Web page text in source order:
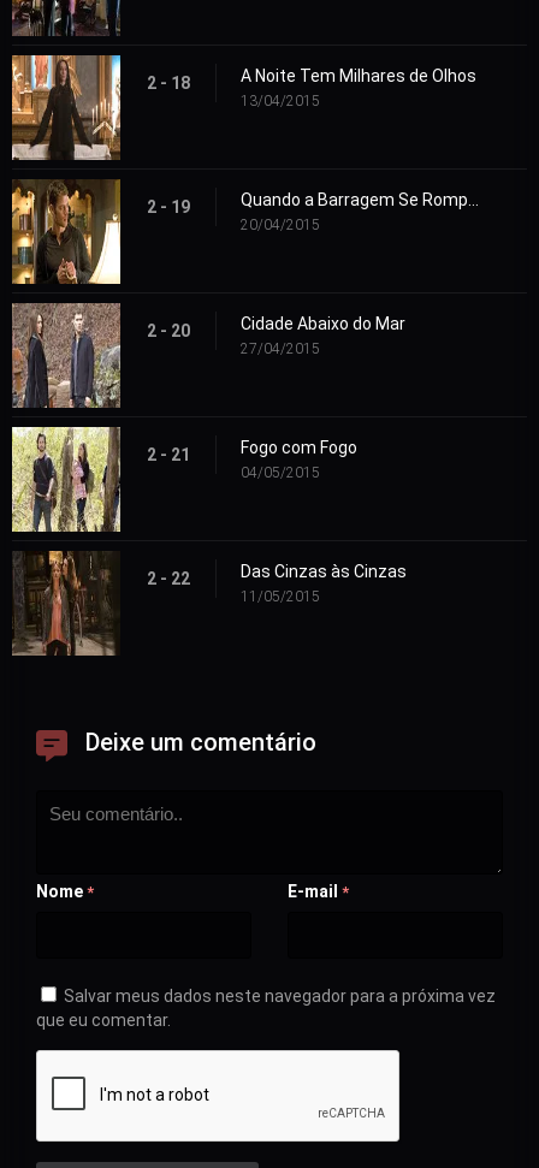
2 - 18 A Noite Tem Milhares de Olhos
13/04/2015
2 - 19
20/04/2015
2 - 20 Cidade Abaixo do Mar
27/04/2015
2 - 21 Fogo com Fogo
04/05/2015
2 - 22 Das Cinzas às Cinzas
11/05/2015
Deixe um comentário
Nome * E-mail *
Salvar meus dados neste navegador para a próxima vez
que eu comentar.